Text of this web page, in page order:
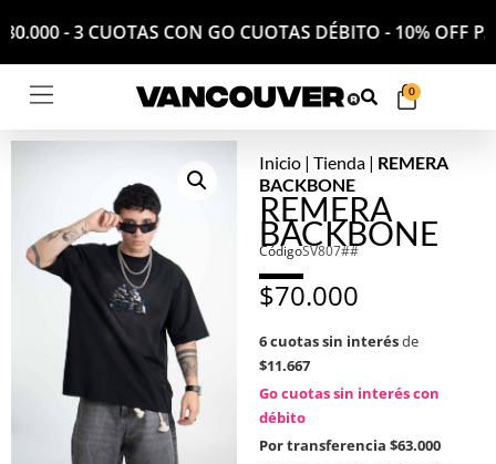
- 3 CUOTAS CON GO CUOTAS DÉBITO - 10% OFF
0
Inicio| Tienda| REMERA
BACKBONE
REMERA
BACKBONE
CódigoSV807##
$70.000
6 cuotas sin interésde
$11.667
Go cuotas sin interés con
débito
Por transferencia $63.000